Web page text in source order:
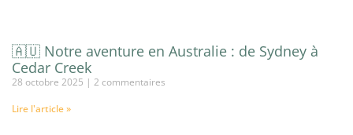
🇦🇺 Notre aventure en Australie : de Sydney à
Cedar Creek
28 octobre 2025
2 commentaires
Lire l'article »